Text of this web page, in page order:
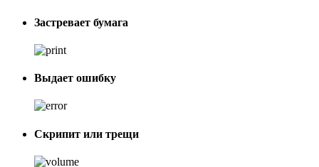
Застревает бумага
Выдает ошибку
Скрипит или трещи